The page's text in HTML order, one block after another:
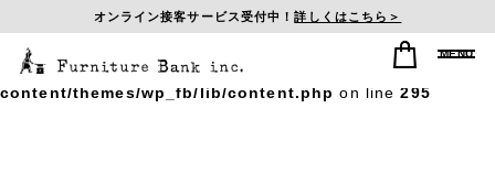
: Undefined array key "postid_history" in
/home/sasagumi/f-b-inc.com/public_html/wp/wp-
content/themes/wp_fb/lib/content.php on line295
オンライン接客サービス受付中！詳しくはこちら＞